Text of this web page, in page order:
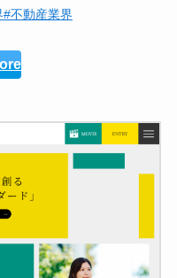
#不動産業界